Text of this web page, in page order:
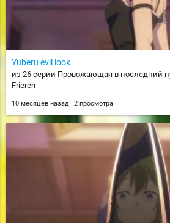
Yuberu evil look
из 26 серии Провожающая в последний
Frieren
10 месяцев назад 2 просмотра